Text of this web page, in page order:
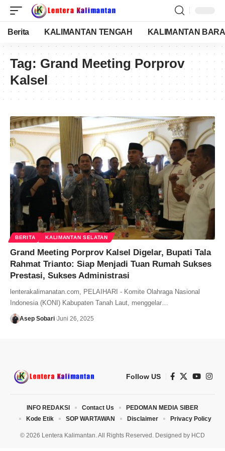
Berita KALIMANTAN TENGAH KALIMANTAN
Tag: Grand Meeting Porprov
Kalsel
BERITA KALIMANTAN SELATAN
Grand Meeting Porprov Kalsel Digelar, Bupati Tala
Rahmat Trianto: Siap Menjadi Tuan Rumah Sukses
Prestasi, Sukses Administrasi
lenterakalimanatan.com, PELAIHARI - Komite Olahraga Nasional
Indonesia (KONI) Kabupaten Tanah Laut, menggelar…
Asep Sobari Juni 26, 2025
Follow US
© 2026 Lentera Kalimantan. All Rights Reserved. Designed by HCD
INFO REDAKSI Contact Us
PEDOMAN MEDIA SIBER
Kode Etik
SOP WARTAWAN Disclaimer Privacy Policy